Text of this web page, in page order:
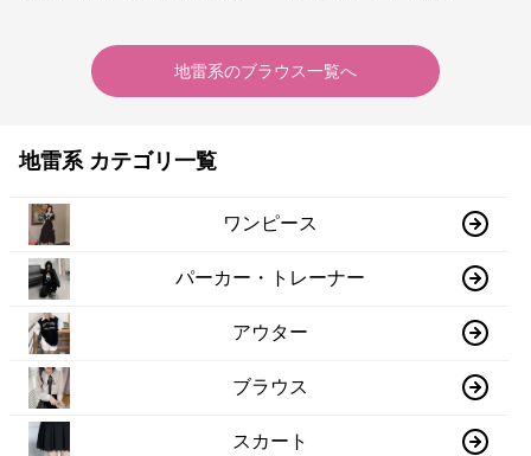
地雷系のブラウス一覧へ
地雷系 カテゴリ一覧
ワンピース
パーカー・トレーナー
アウター
ブラウス
スカート